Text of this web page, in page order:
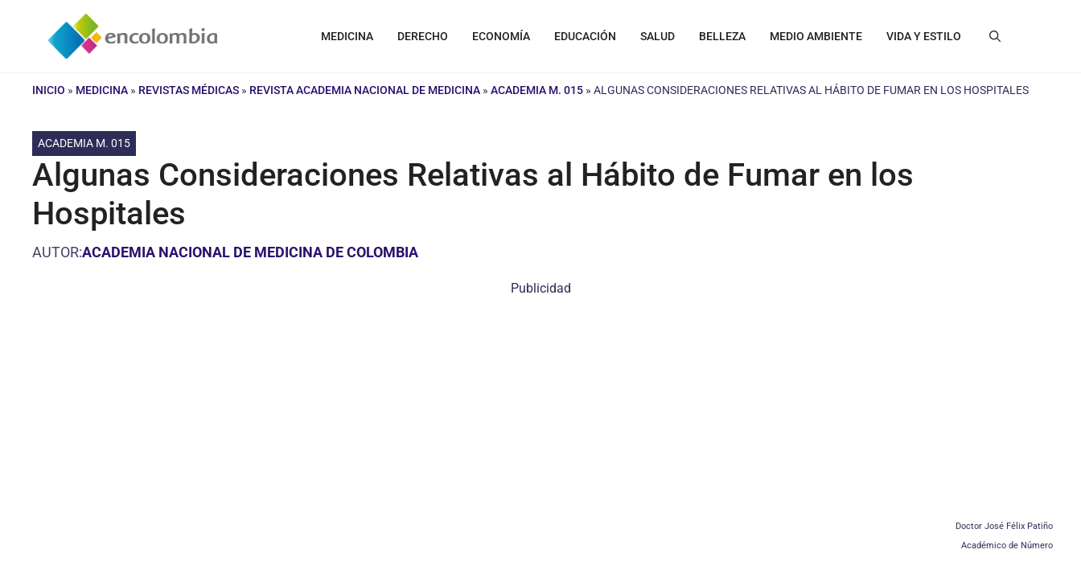
contenido
MEDICINA DERECHO ECONOMÍA EDUCACIÓN SALUD BELLEZA MEDIO AMBIENTE VIDA Y ESTILO
INICIO » MEDICINA » REVISTAS MÉDICAS » REVISTA ACADEMIA NACIONAL DE MEDICINA » ACADEMIA M. 015 » ALGUNAS CONSIDERACIONES RELATIVAS AL HÁBITO DE FUMAR EN LOS HOSPITALES
ACADEMIA M. 015
Algunas Consideraciones Relativas al Hábito de Fumar en los
Hospitales
AUTOR:ACADEMIA NACIONAL DE MEDICINA DE COLOMBIA
Publicidad
Doctor José Félix Patiño
Académico de Número